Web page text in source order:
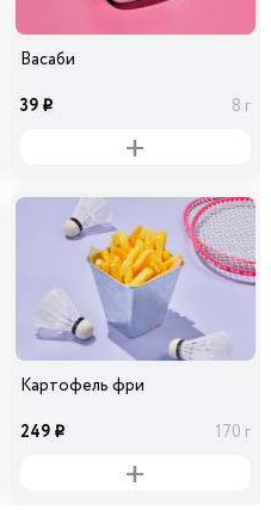
Васаби
39 i 8 г
Картофель фри
249 i 170 г